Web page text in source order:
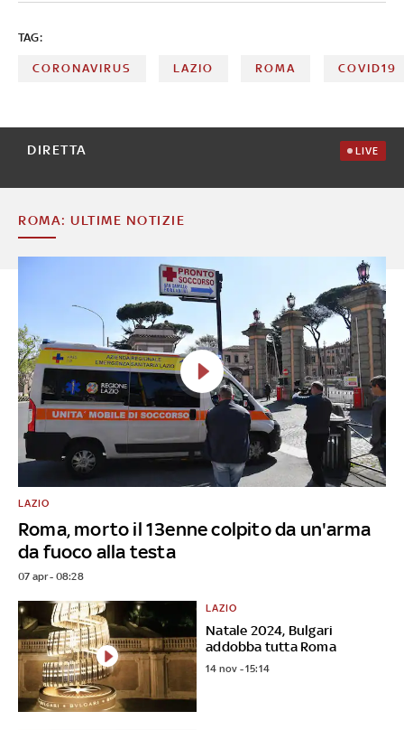
TAG:
CORONAVIRUS LAZIO ROMA COVID19
DIRETTA LIVE
ROMA: ULTIME NOTIZIE
Roma, morto il 13enne colpito da un'arma
da fuoco alla testa
LAZIO
07 apr - 08:28
Natale 2024, Bulgari
addobba tutta Roma
LAZIO
14 nov - 15:14